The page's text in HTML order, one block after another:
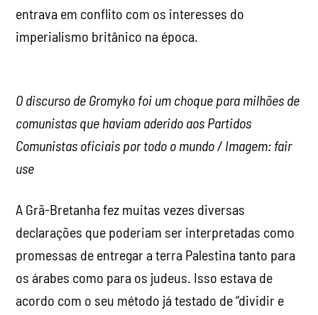
entrava em conflito com os interesses do
imperialismo britânico na época.
O discurso de Gromyko foi um choque para milhões de
comunistas que haviam aderido aos Partidos
Comunistas oficiais por todo o mundo / Imagem: fair
use
A Grã-Bretanha fez muitas vezes diversas
declarações que poderiam ser interpretadas como
promessas de entregar a terra Palestina tanto para
os árabes como para os judeus. Isso estava de
acordo com o seu método já testado de “dividir e